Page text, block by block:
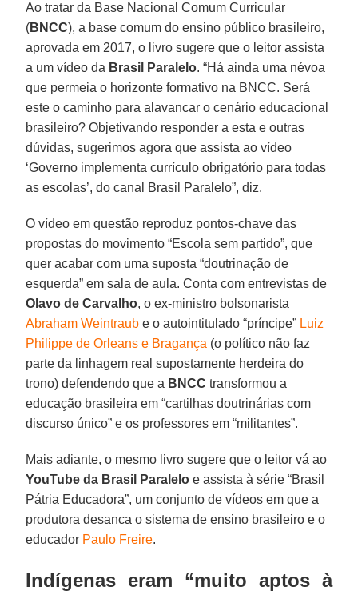
Ao tratar da Base Nacional Comum Curricular
(BNCC), a base comum do ensino público brasileiro,
aprovada em 2017, o livro sugere que o leitor assista
a um vídeo da Brasil Paralelo. “Há ainda uma névoa
que permeia o horizonte formativo na BNCC. Será
este o caminho para alavancar o cenário educacional
brasileiro? Objetivando responder a esta e outras
dúvidas, sugerimos agora que assista ao vídeo
‘Governo implementa currículo obrigatório para todas
as escolas’, do canal Brasil Paralelo”, diz.
O vídeo em questão reproduz pontos-chave das
propostas do movimento “Escola sem partido”, que
quer acabar com uma suposta “doutrinação de
esquerda” em sala de aula. Conta com entrevistas de
Olavo de Carvalho, o ex-ministro bolsonarista
Abraham Weintraub e o autointitulado “príncipe” Luiz
Philippe de Orleans e Bragança (o político não faz
parte da linhagem real supostamente herdeira do
trono) defendendo que a BNCC transformou a
educação brasileira em “cartilhas doutrinárias com
discurso único” e os professores em “militantes”.
Mais adiante, o mesmo livro sugere que o leitor vá ao
YouTube da Brasil Paralelo e assista à série “Brasil
Pátria Educadora”, um conjunto de vídeos em que a
produtora desanca o sistema de ensino brasileiro e o
educador Paulo Freire.
Indígenas eram “muito aptos à